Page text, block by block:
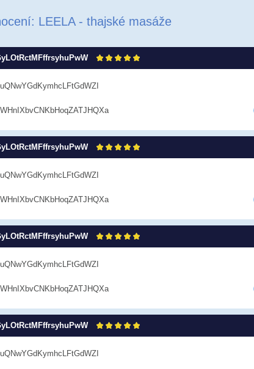
LEELA - thajské masáže
WHnIXbvCNKbHoqZATJHQXa
WHnIXbvCNKbHoqZATJHQXa
WHnIXbvCNKbHoqZATJHQXa